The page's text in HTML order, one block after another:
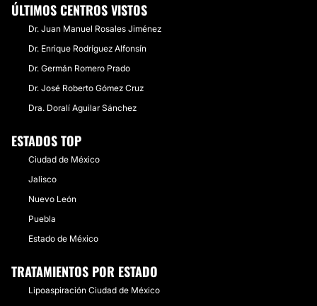
ÚLTIMOS CENTROS VISTOS
Dr. Juan Manuel Rosales Jiménez
Dr. Enrique Rodríguez Alfonsín
Dr. Germán Romero Prado
Dr. José Roberto Gómez Cruz
Dra. Doralí Aguilar Sánchez
ESTADOS TOP
Ciudad de México
Jalisco
Nuevo León
Puebla
Estado de México
TRATAMIENTOS POR ESTADO
Lipoaspiración Ciudad de México